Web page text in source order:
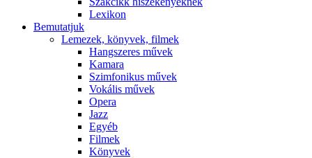
Lexikon
Bemutatjuk
Lemezek, könyvek, filmek
Hangszeres művek
Kamara
Szimfonikus művek
Vokális művek
Opera
Jazz
Egyéb
Filmek
Könyvek